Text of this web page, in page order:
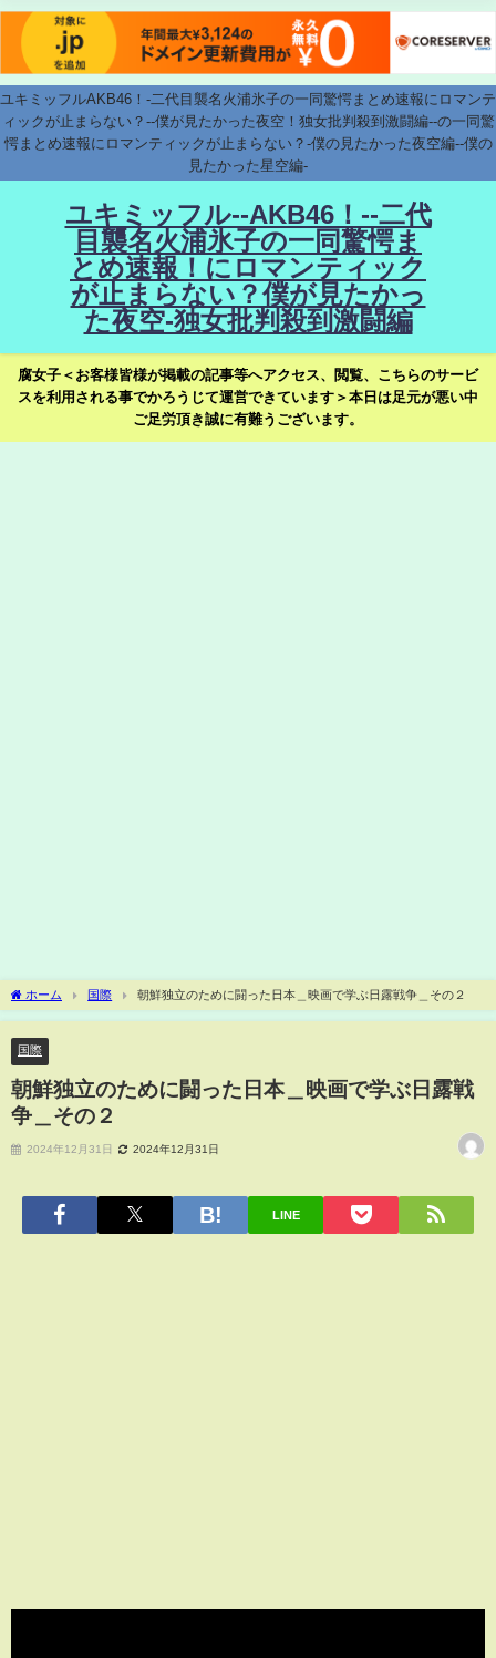
ユキミッフルAKB46！-二代目襲名火浦氷子の一同驚愕まとめ速報にロマンテ
ィックが止まらない？--僕が見たかった夜空！独女批判殺到激闘編--の一同驚
愕まとめ速報にロマンティックが止まらない？-僕の見たかった夜空編--僕の
見たかった星空編-
ユキミッフル--AKB46！--二代
目襲名火浦氷子の一同驚愕ま
とめ速報！にロマンティック
が止まらない？僕が見たかっ
た夜空-独女批判殺到激闘編
腐女子＜お客様皆様が掲載の記事等へアクセス、閲覧、こちらのサービ
スを利用される事でかろうじて運営できています＞本日は足元が悪い中
ご足労頂き誠に有難うございます。
ホーム 国際 朝鮮独立のために闘った日本＿映画で学ぶ日露戦争＿その２
国際
朝鮮独立のために闘った日本＿映画で学ぶ日露戦
争＿その２
2024年12月31日 2024年12月31日
LINE